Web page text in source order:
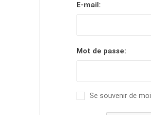
E-mail:
Mot de passe:
Se souvenir de moi